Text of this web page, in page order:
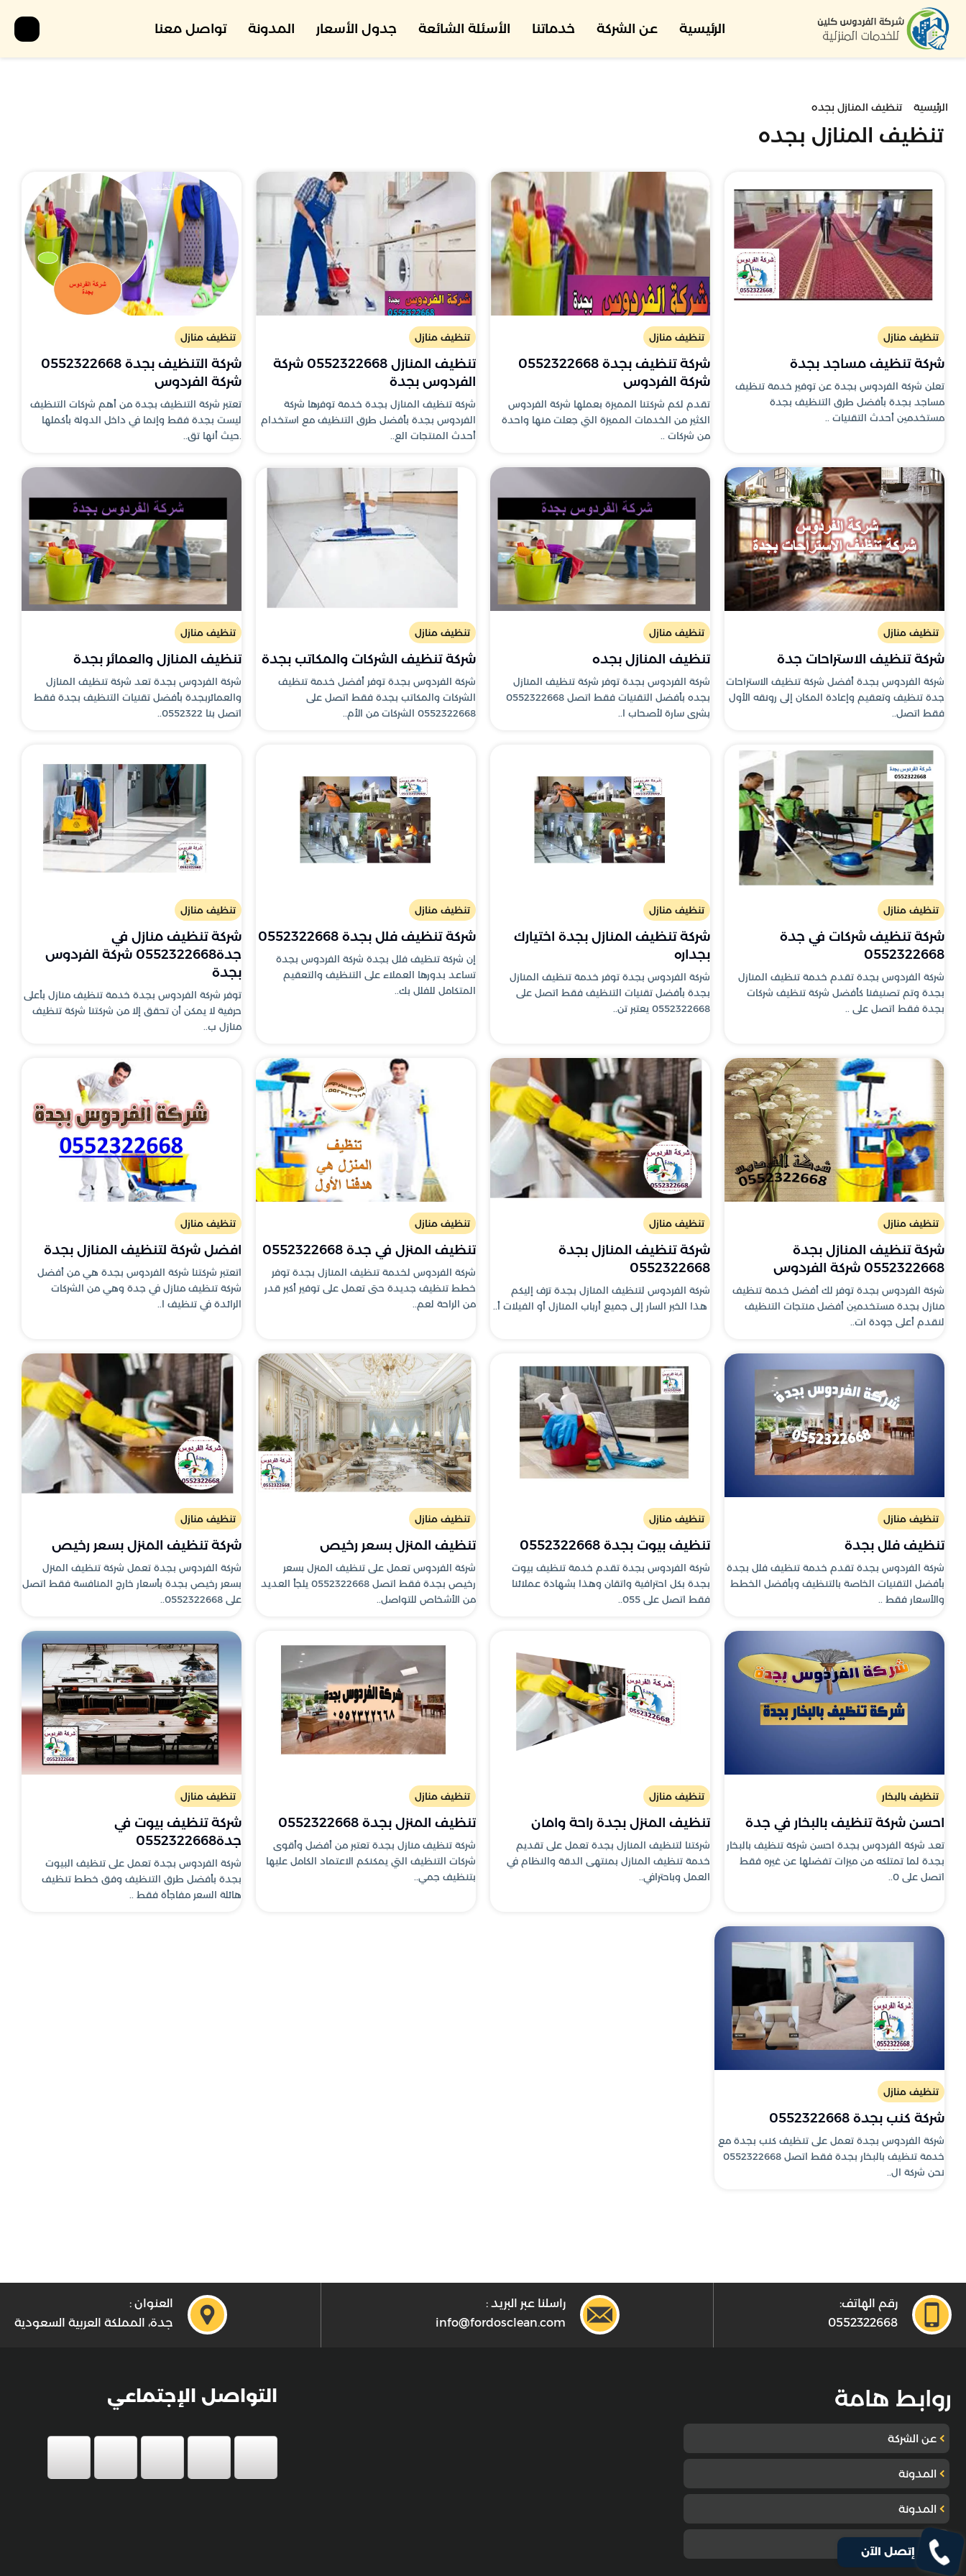
الرئيسية عن الشركة خدماتنا الأسئلة الشائعة جدول الأسعار المدونة تواصل معنا
الرئيسية تنظيف المنازل بجده
تنظيف المنازل بجده
تنظيف منازل
شركة تنظيف مساجد بجدة
تعلن شركة الفردوس بجدة عن توفير خدمة تنظيف
مساجد بجدة بأفضل طرق التنظيف بجدة
مستخدمين أحدث التقنيات ..
تنظيف منازل
شركة تنظيف بجدة 0552322668
شركة الفردوس
تقدم لكم شركتنا المميزة بعملها شركة الفردوس
الكثير من الخدمات المميزة التي جعلت منها واحدة
من شركات ..
تنظيف منازل
تنظيف المنازل 0552322668 شركة
الفردوس بجدة
شركة تنظيف المنازل بجدة خدمة توفرها شركة
الفردوس بجدة بأفضل طرق التنظيف مع استخدام
أحدث المنتجات الع..
تنظيف منازل
شركة التنظيف بجدة 0552322668
شركة الفردوس
تعتبر شركة التنظيف بجدة من أهم شركات التنظيف
ليست بجدة فقط وإنما في داخل الدولة بأكملها
.حيث أنها تق..
تنظيف منازل
شركة تنظيف الاستراحات جدة
شركة الفردوس بجدة أفضل شركة تنظيف الاستراحات
جدة تنظيف وتعقيم وإعادة المكان إلى رونقه الأول
فقط اتصل..
تنظيف منازل
تنظيف المنازل بجده
شركة الفردوس بجدة توفر شركة تنظيف المنازل
بجده بأفضل التقنيات فقط اتصل 0552322668
بشرى سارة لأصحاب ا..
تنظيف منازل
شركة تنظيف الشركات والمكاتب بجدة
شركة الفردوس بجدة توفر أفضل خدمة تنظيف
الشركات والمكاتب بجدة فقط اتصل على
0552322668 الشركات من الأم..
تنظيف منازل
تنظيف المنازل والعمائر بجدة
شركة الفردوس بجدة تعد شركة تنظيف المنازل
والعمائربجدة بأفضل تقنيات التنظيف بجدة فقط
اتصل بنا 0552322..
تنظيف منازل
شركة تنظيف شركات في جدة
0552322668
شركة الفردوس بجدة تقدم خدمة تنظيف المنازل
بجدة وتم تصنيفنا كأفضل شركة تنظيف شركات
بجدة فقط اتصل على ..
تنظيف منازل
شركة تنظيف المنازل بجدة اختيارك
بجداره
شركة الفردوس بجدة توفر خدمة تنظيف المنازل
بجدة بأفضل تقنيات التنظيف فقط اتصل على
0552322668 يعتبر تن..
تنظيف منازل
شركة تنظيف فلل بجدة 0552322668
إن شركة تنظيف فلل بجدة شركة الفردوس بجدة
تساعد بدورها العملاء على التنظيف والتعقيم
المتكامل للفلل بك..
تنظيف منازل
شركة تنظيف منازل في
جدة0552322668 شركة الفردوس
بجدة
توفر شركة الفردوس بجدة خدمة تنظيف منازل بأعلى
حرفية لا يمكن أن تحقق إلا من شركتنا شركة تنظيف
منازل ب..
تنظيف منازل
شركة تنظيف المنازل بجدة
0552322668 شركة الفردوس
شركة الفردوس بجدة توفر لك أفضل خدمة تنظيف
منازل بجدة مستخدمين أفضل منتجات التنظيف
لنقدم أعلى جودة ات..
تنظيف منازل
شركة تنظيف المنازل بجدة
0552322668
شركة الفردوس لتنظيف المنازل بجدة تزف إليكم
هذا الخبر السار إلى جميع أرباب المنازل أو الفيلات أ..
تنظيف منازل
تنظيف المنزل في جدة 0552322668
شركة الفردوس لخدمة تنظيف المنازل بجدة توفر
خطط تنظيف جديدة حتى تعمل على توفير أكبر قدر
من الراحة لعم..
تنظيف منازل
افضل شركة لتنظيف المنازل بجدة
اتعتبر شركتنا شركة الفردوس بجدة هي من أفضل
شركة تنظيف منازل في جدة وهي من الشركات
الرائدة في تنظيف ا..
تنظيف منازل
تنظيف فلل بجدة
شركة الفردوس بجدة تقدم خدمة تنظيف فلل بجدة
بأفضل التقنيات الخاصة بالتنظيف وبأفضل الخطط
والأسعار فقط ..
تنظيف منازل
تنظيف بيوت بجدة 0552322668
شركة الفردوس بجدة تقدم خدمة تنظيف بيوت
بجدة بكل احترافية واتقان وهذا بشهادة عملائنا
فقط اتصل على 055..
تنظيف منازل
تنظيف المنزل بسعر رخيص
شركة الفردوس تعمل على تنظيف المنزل بسعر
رخيص بجدة فقط اتصل 0552322668 يلجأ العديد
من الأشخاص للتواصل..
تنظيف منازل
شركة تنظيف المنزل بسعر رخيص
شركة الفردوس بجدة تعمل شركة تنظيف المنزل
بسعر رخيص بجدة بأسعار خارج المنافسة فقط اتصل
على 0552322668..
تنظيف بالبخار
احسن شركة تنظيف بالبخار في جدة
تعد شركة الفردوس بجدة احسن شركة تنظيف بالبخار
بجدة لما تمتلكه من ميزات تفضلها عن غيره فقط
اتصل على 0..
تنظيف منازل
تنظيف المنزل بجدة راحة وامان
شركتنا لتنظيف المنازل بجدة تعمل على تقديم
خدمة تنظيف المنازل بمنتهى الدقة والنظام في
العمل وباحترافي..
تنظيف منازل
تنظيف المنزل بجدة 0552322668
شركة تنظيف منازل بجدة تعتبر من أفضل وأقوى
شركات التنظيف التي يمكنكم الاعتماد الكامل عليها
بتنظيف جمي..
تنظيف منازل
شركة تنظيف بيوت في
جدة0552322668
شركة الفردوس بجدة تعمل على تنظيف البيوت
بجدة بأفضل طرق التنظيف وفق خطط تنظيف
هائلة السعر مفاجأة فقط ..
تنظيف منازل
شركة كنب بجدة 0552322668
شركة الفردوس بجدة تعمل على تنظيف كنب بجدة مع
خدمة تنظيف بالبخار بجدة فقط اتصل 0552322668
نحن شركة ال..
رقم الهاتف:
0552322668
راسلنا عبر البريد :
info@fordosclean.com
العنوان :
جدة، المملكة العربية السعودية
روابط هامة
عن الشركة
المدونة
المدونة
تواصل معنا
التواصل الإجتماعي
إتصل الآن